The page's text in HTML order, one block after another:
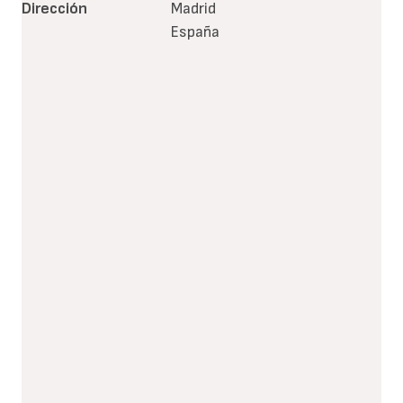
Dirección
Madrid
España